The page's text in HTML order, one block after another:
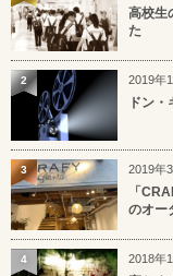
高校生
た
2019年
ドン
2
2019年
「
のオー
3
2018年
4